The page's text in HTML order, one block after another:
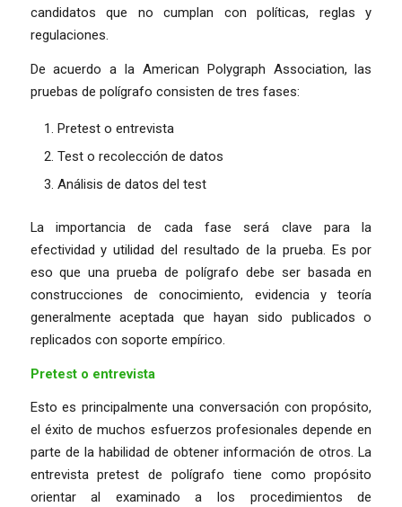
candidatos que no cumplan con políticas, reglas y
regulaciones.
De acuerdo a la American Polygraph Association, las
pruebas de polígrafo consisten de tres fases:
Pretest o entrevista
Test o recolección de datos
Análisis de datos del test
La importancia de cada fase será clave para la
efectividad y utilidad del resultado de la prueba. Es por
eso que una prueba de polígrafo debe ser basada en
construcciones de conocimiento, evidencia y teoría
generalmente aceptada que hayan sido publicados o
replicados con soporte empírico.
Pretest o entrevista
Esto es principalmente una conversación con propósito,
el éxito de muchos esfuerzos profesionales depende en
parte de la habilidad de obtener información de otros. La
entrevista pretest de polígrafo tiene como propósito
orientar al examinado a los procedimientos de